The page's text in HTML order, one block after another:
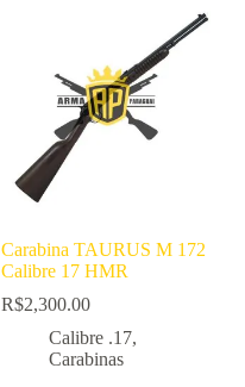
Carabina TAURUS M 172
Calibre 17 HMR
R$2,300.00
Calibre .17,
Carabinas